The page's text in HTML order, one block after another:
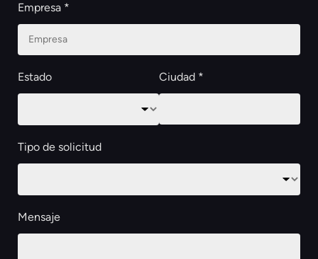
Empresa *
Estado Ciudad *
Tipo de solicitud
Mensaje